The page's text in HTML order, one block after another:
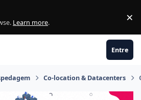
Learn more. ×
Entre
Co-location & Datacenters